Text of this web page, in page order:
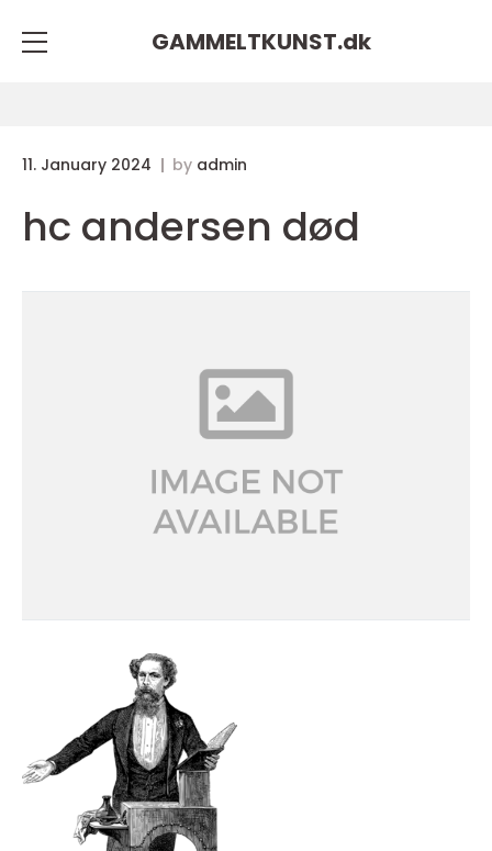
GAMMELTKUNST.dk
11. January 2024 by admin
hc andersen død